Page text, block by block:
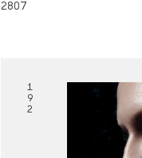
2807
1
9
2